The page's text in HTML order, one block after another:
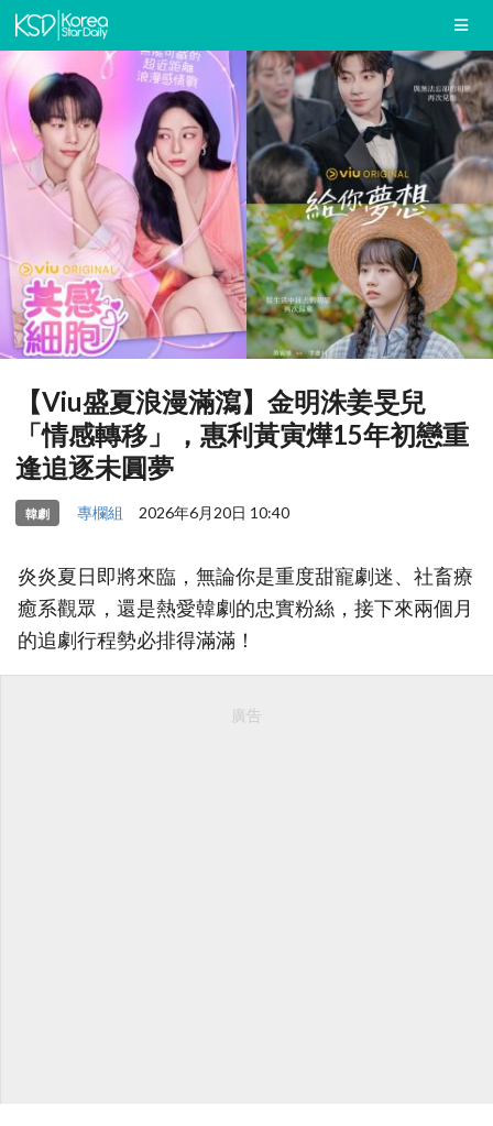
【Viu盛夏浪漫滿瀉】金明洙姜旻兒
「情感轉移」，惠利黃寅燁15年初戀重
逢追逐未圓夢
韓劇 專欄組 2026年6月20日 10:40
炎炎夏日即將來臨，無論你是重度甜寵劇迷、社畜療
癒系觀眾，還是熱愛韓劇的忠實粉絲，接下來兩個月
的追劇行程勢必排得滿滿！
廣告